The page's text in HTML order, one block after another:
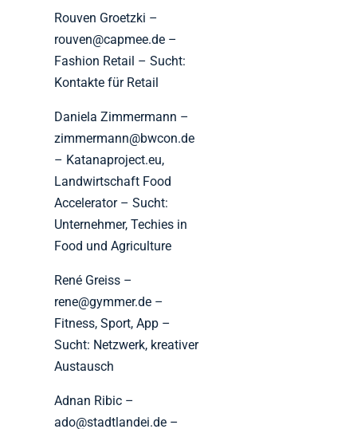
Rouven Groetzki –
rouven@capmee.de –
Fashion Retail – Sucht:
Kontakte für Retail
Daniela Zimmermann –
zimmermann@bwcon.de
– Katanaproject.eu,
Landwirtschaft Food
Accelerator – Sucht:
Unternehmer, Techies in
Food und Agriculture
René Greiss –
rene@gymmer.de –
Fitness, Sport, App –
Sucht: Netzwerk, kreativer
Austausch
Adnan Ribic –
ado@stadtlandei.de –